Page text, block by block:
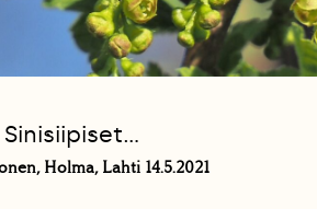
Sinisiipiset...
Holma, Lahti 14.5.2021